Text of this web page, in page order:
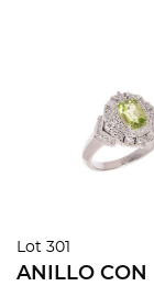
Lot 301
ANILLO CON